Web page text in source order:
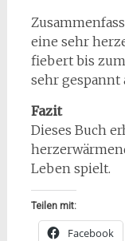
eine sehr
fiebert bis
sehr gespannt
Fazit
Dieses Buch
Leben spielt.
Teilen mit:
Facebook